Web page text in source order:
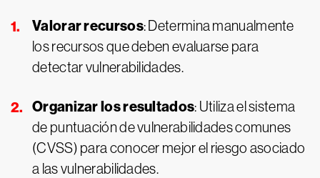
Valorar recursos: Determina manualmente
los recursos que deben evaluarse para
detectar vulnerabilidades.
Organizar los resultados: Utiliza el sistema
de puntuación de vulnerabilidades comunes
(CVSS) para conocer mejor el riesgo asociado
a las vulnerabilidades.